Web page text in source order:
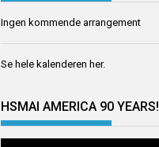
Ingen kommende arrangement
Se hele kalenderen her.
HSMAI AMERICA 90 YEARS!